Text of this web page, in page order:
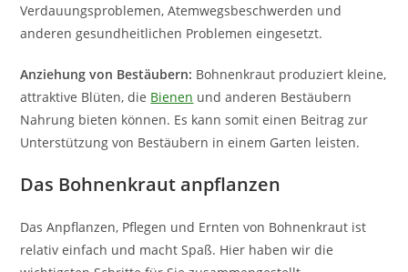
Verdauungsproblemen, Atemwegsbeschwerden und
anderen gesundheitlichen Problemen eingesetzt.
Anziehung von Bestäubern: Bohnenkraut produziert kleine,
attraktive Blüten, die Bienen und anderen Bestäubern
Nahrung bieten können. Es kann somit einen Beitrag zur
Unterstützung von Bestäubern in einem Garten leisten.
Das Bohnenkraut anpflanzen
Das Anpflanzen, Pflegen und Ernten von Bohnenkraut ist
relativ einfach und macht Spaß. Hier haben wir die